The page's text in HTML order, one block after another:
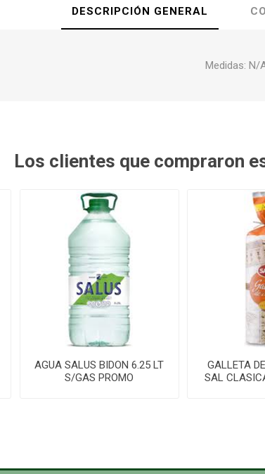
DESCRIPCIÓN GENERAL
Medidas: N/
Los clientes que compraron
AGUA SALUS BIDON 6.25 LT
S/GAS PROMO
GALLETA
SAL